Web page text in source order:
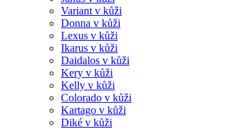
Variant v kůži
Donna v kůži
Lexus v kůži
Ikarus v kůži
Daidalos v kůži
Kery v kůži
Kelly v kůži
Colorado v kůži
Kartago v kůži
Diké v kůži